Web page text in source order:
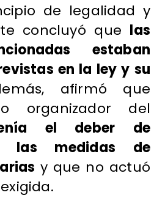
de legalidad y
concluyó que las
estaban
en la ley y su
afirmó que
organizador del
el deber de
las medidas de
y que no actuó